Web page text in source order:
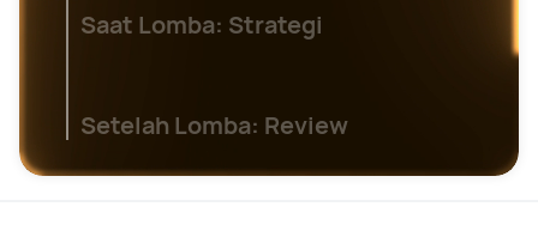
Saat Lomba: Strategi
Setelah Lomba: Review